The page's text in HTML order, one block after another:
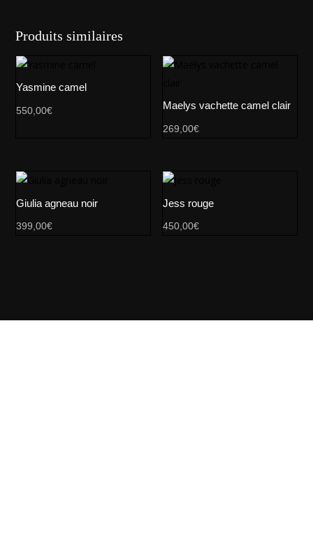
Produits similaires
Yasmine camel
550,00€ Maelys vachette camel clair
269,00€
Giulia agneau noir
399,00€
Jess rouge
450,00€